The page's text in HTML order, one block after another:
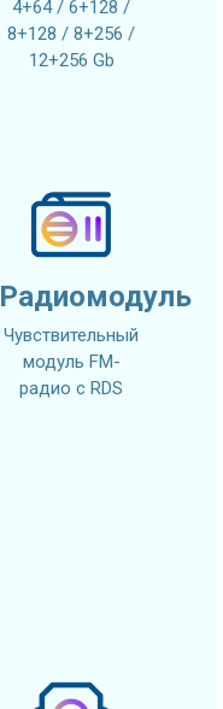
4+64 / 6+128 /
8+128 / 8+256 /
12+256 Gb
Радиомодуль
Чувствительный
модуль FM-
радио с RDS